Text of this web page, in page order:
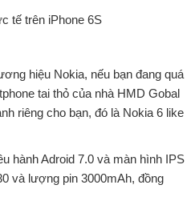
tế trên iPhone 6S
hiệu Nokia, nếu bạn đang quá
tai thỏ của nhà HMD Gobal
riêng cho bạn, đó là Nokia 6 like
hành Adroid 7.0 và màn hình IPS
và lượng pin 3000mAh, đồng